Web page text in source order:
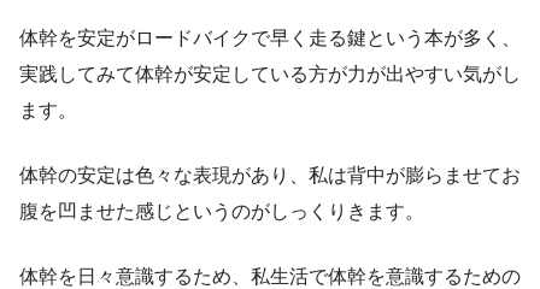
体幹を安定がロードバイクで早く走る鍵という本が多く、
実践してみて体幹が安定している方が力が出やすい気がし
ます。
体幹の安定は色々な表現があり、私は背中が膨らませてお
腹を凹ませた感じというのがしっくりきます。
体幹を日々意識するため、私生活で体幹を意識するための